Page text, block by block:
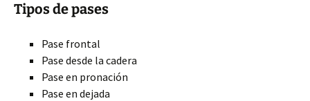
Tipos de pases
Pase frontal
Pase desde la cadera
Pase en pronación
Pase en dejada